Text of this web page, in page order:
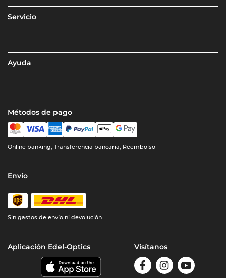
Servicio
Ayuda
Métodos de pago
Online banking, Transferencia bancaria, Reembolso
Envío
Sin gastos de envío ni devolución
Aplicación Edel-Optics Visítanos